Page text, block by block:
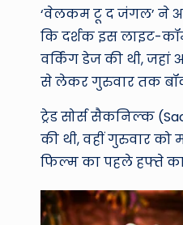
‘वेलकम टू द जंगल’ ने
कि दर्शक इस लाइट-
वर्किंग डेज की थी,
से लेकर गुरुवार तक
ट्रेड सोर्स सैकनिल्क
की थी, वहीं गुरुवार
फिल्म का पहले हफ्ते